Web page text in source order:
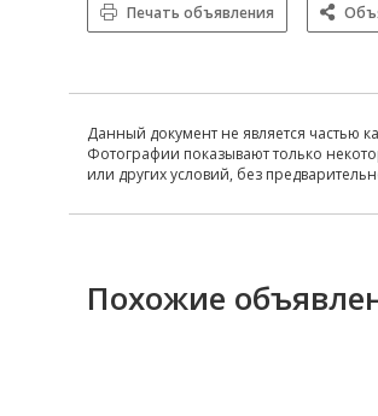
Печать объявления
Данный документ не является частью
Фотографии показывают только
или других условий, без
Похожие